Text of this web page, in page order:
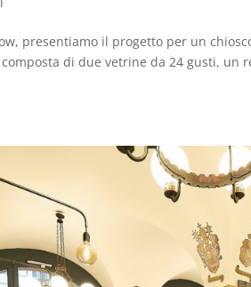
presentiamo il progetto per un
di due vetrine da 24 gusti, un